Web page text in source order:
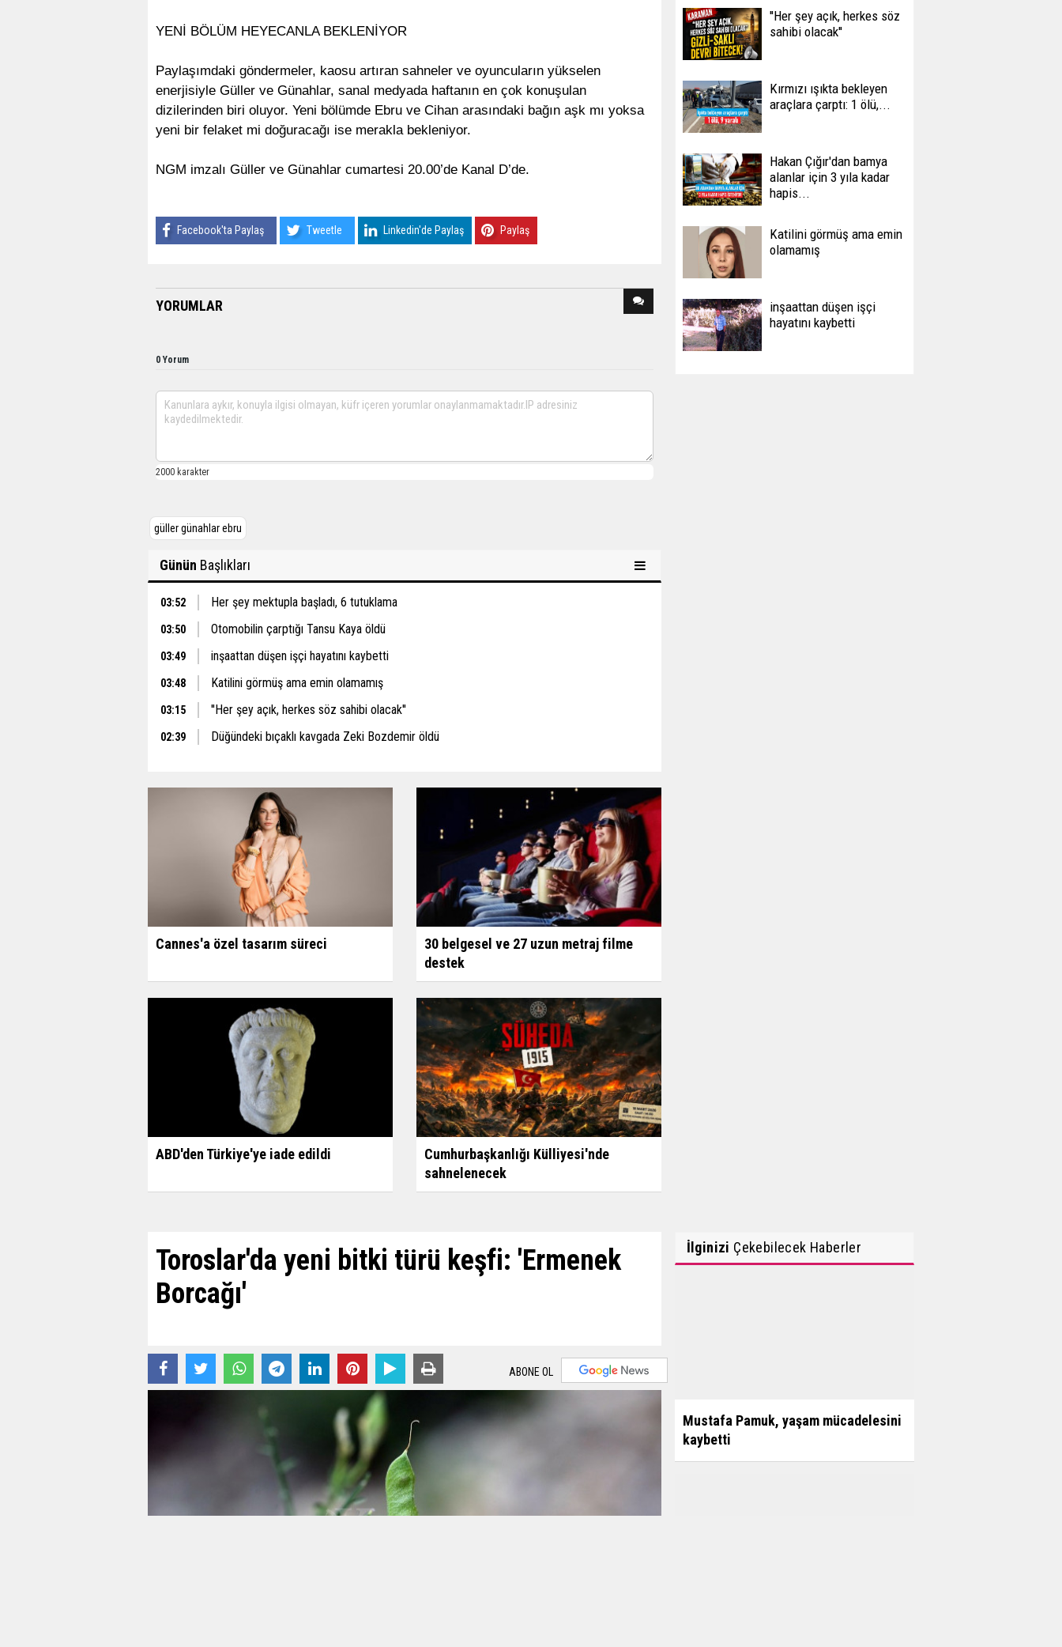
YENİ BÖLÜM HEYECANLA BEKLENİYOR
Paylaşımdaki göndermeler, kaosu artıran sahneler ve oyuncuların yükselen
enerjisiyle Güller ve Günahlar, sanal medyada haftanın en çok konuşulan
dizilerinden biri oluyor. Yeni bölümde Ebru ve Cihan arasındaki bağın aşk mı yoksa
yeni bir felaket mi doğuracağı ise merakla bekleniyor.
NGM imzalı Güller ve Günahlar cumartesi 20.00’de Kanal D’de.
Facebook'ta Paylaş Tweetle Linkedin'de Paylaş Paylaş
YORUMLAR
0 Yorum
güller günahlar ebru
Günün Başlıkları
03:52 Her şey mektupla başladı, 6 tutuklama
03:50 Otomobilin çarptığı Tansu Kaya öldü
03:49 inşaattan düşen işçi hayatını kaybetti
03:48 Katilini görmüş ama emin olamamış
03:15 ''Her şey açık, herkes söz sahibi olacak''
02:39 Düğündeki bıçaklı kavgada Zeki Bozdemir öldü
Cannes'a özel tasarım süreci
30 belgesel ve 27 uzun metraj filme
destek
ABD'den Türkiye'ye iade edildi
Cumhurbaşkanlığı Külliyesi'nde
sahnelenecek
''Her şey açık, herkes söz
sahibi olacak''
Kırmızı ışıkta bekleyen
araçlara çarptı: 1 ölü,...
Hakan Çığır'dan bamya
alanlar için 3 yıla kadar
hapis...
Katilini görmüş ama emin
olamamış
inşaattan düşen işçi
hayatını kaybetti
Toroslar'da yeni bitki türü keşfi: 'Ermenek
Borcağı'
ABONE OL
İlginizi Çekebilecek Haberler
Mustafa Pamuk, yaşam mücadelesini
kaybetti